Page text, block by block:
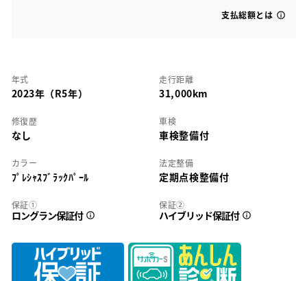
支払総額とは
年式
2023年（R5年）
走行距離
31,000km
修復歴
なし
車検
車検整備付
カラー
ﾌﾟﾚｼｬｽﾌﾞﾗｯｸﾊﾟｰﾙ
法定整備
定期点検整備付
保証①
ロングラン保証付
保証②
ハイブリッド保証付